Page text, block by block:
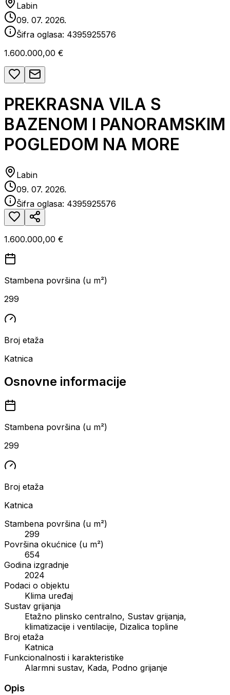
Labin
09. 07. 2026.
Šifra oglasa: 4395925576
1.600.000,00 €
PREKRASNA VILA S
BAZENOM I PANORAMSKIM
POGLEDOM NA MORE
Labin
09. 07. 2026.
Šifra oglasa: 4395925576
1.600.000,00 €
Stambena površina (u m²)
299
Broj etaža
Katnica
Osnovne informacije
Stambena površina (u m²)
299
Broj etaža
Katnica
Stambena površina (u m²)
299
Površina okućnice (u m²)
654
Godina izgradnje
2024
Podaci o objektu
Klima uređaj
Sustav grijanja
Etažno plinsko centralno, Sustav grijanja,
klimatizacije i ventilacije, Dizalica topline
Broj etaža
Katnica
Funkcionalnosti i karakteristike
Alarmni sustav, Kada, Podno grijanje
Opis